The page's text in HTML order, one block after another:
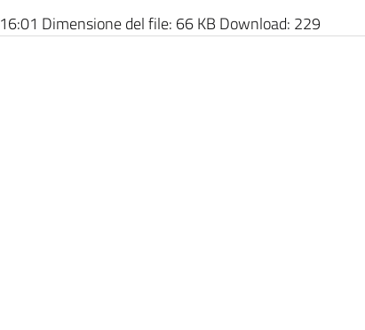
Dimensione del file: 66 KB Download: 229